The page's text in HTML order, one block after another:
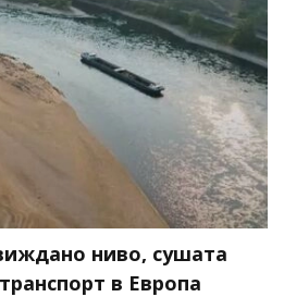
ниво, сушата
в Европа